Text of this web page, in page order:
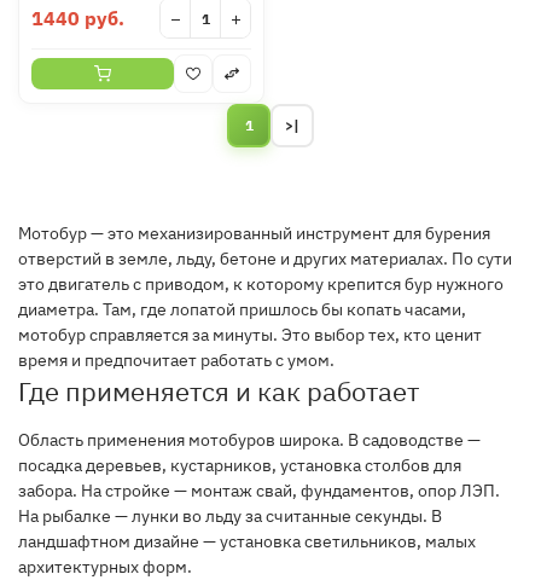
1440 руб. − +
1 >|
Мотобур — это механизированный инструмент для бурения
отверстий в земле, льду, бетоне и других материалах. По сути
это двигатель с приводом, к которому крепится бур нужного
диаметра. Там, где лопатой пришлось бы копать часами,
мотобур справляется за минуты. Это выбор тех, кто ценит
время и предпочитает работать с умом.
Где применяется и как работает
Область применения мотобуров широка. В садоводстве —
посадка деревьев, кустарников, установка столбов для
забора. На стройке — монтаж свай, фундаментов, опор ЛЭП.
На рыбалке — лунки во льду за считанные секунды. В
ландшафтном дизайне — установка светильников, малых
архитектурных форм.